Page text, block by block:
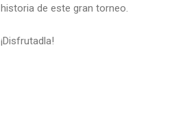
historia de este gran torneo.
¡Disfrutadla!